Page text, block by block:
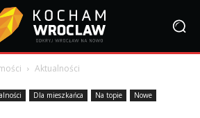
Aktualności
Dla mieszkańca Na topie Nowe